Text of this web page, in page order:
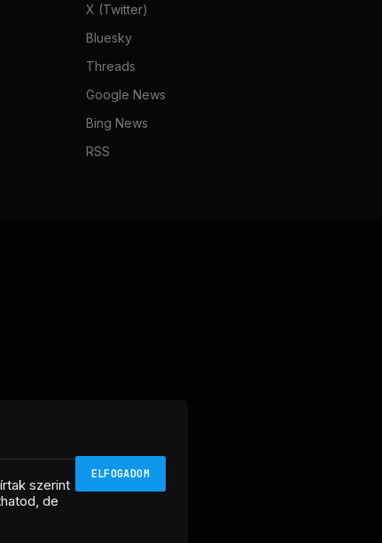
X (Twitter)
Bluesky
Threads
Google News
Bing News
RSS
szerint
de
ELFOGADOM